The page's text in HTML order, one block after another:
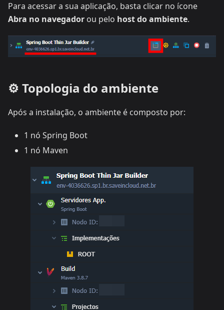
Para acessar a sua aplicação, basta clicar no ícone
Abra no navegador ou pelo host do ambiente.
⚙️ Topologia do ambiente
Após a instalação, o ambiente é composto por:
1 nó Spring Boot
1 nó Maven